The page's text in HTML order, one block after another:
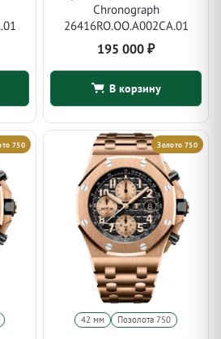
Chronograph
26416RO.OO.A002CA.01
195 000 ₽
В корзину
750 Золото 750
42 мм Позолота 750